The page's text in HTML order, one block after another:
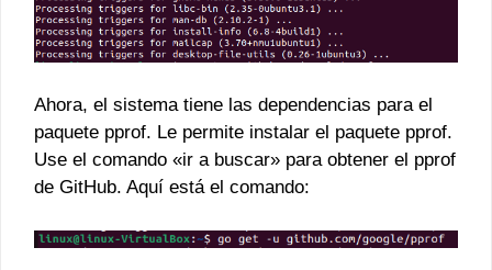
Ahora, el sistema tiene las dependencias para el
paquete pprof. Le permite instalar el paquete pprof.
Use el comando «ir a buscar» para obtener el pprof
de GitHub. Aquí está el comando: